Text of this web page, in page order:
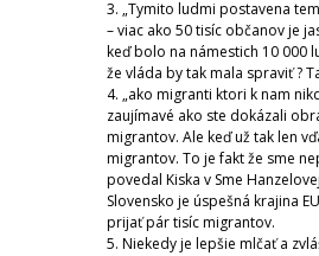
3. „Tymito ludmi postavena
– viac ako 50 tisíc občanov je
keď bolo na námestich 10 000
že vláda by tak mala spraviť ?
4. „ako migranti ktori k nam
zaujímavé ako ste dokázali
migrantov. Ale keď už tak len
migrantov. To je fakt že sme
povedal Kiska v Sme
Slovensko je úspešná krajina
prijať pár tisíc migrantov.
5. Niekedy je lepšie mlčať a